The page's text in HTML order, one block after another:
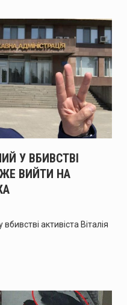
У ВБИВСТВІ
ВИЙТИ НА
активіста Віталія